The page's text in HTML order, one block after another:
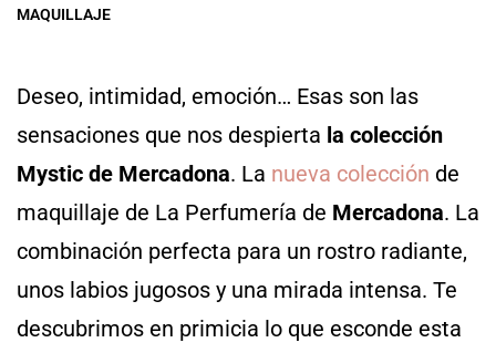
MAQUILLAJE
Deseo, intimidad, emoción… Esas son las
sensaciones que nos despierta la colección
Mystic de Mercadona. La nueva colección de
maquillaje de La Perfumería de Mercadona. La
combinación perfecta para un rostro radiante,
unos labios jugosos y una mirada intensa. Te
descubrimos en primicia lo que esconde esta